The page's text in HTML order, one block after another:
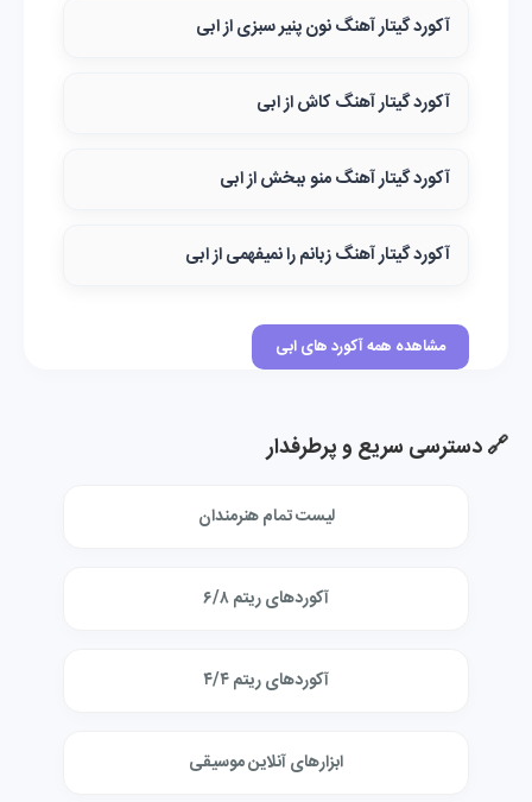
آکورد گیتار آهنگ نون پنیر سبزی از ابی
آکورد گیتار آهنگ کاش از ابی
آکورد گیتار آهنگ منو ببخش از ابی
آکورد گیتار آهنگ زبانم را نمیفهمی از ابی
مشاهده همه آکورد های ابی
🔗 دسترسی سریع و پرطرفدار
لیست تمام هنرمندان
آکوردهای ریتم ۶/۸
آکوردهای ریتم ۴/۴
ابزارهای آنلاین موسیقی